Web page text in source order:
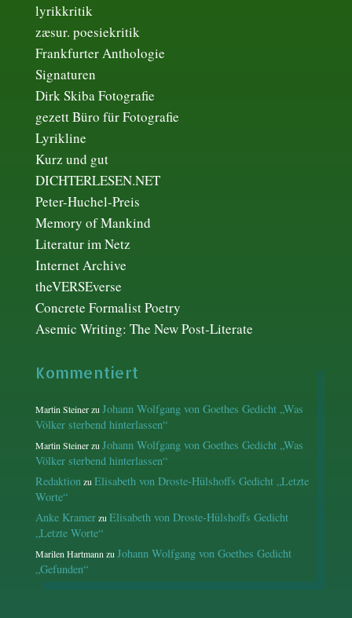
lyrikkritik
zæsur. poesiekritik
Frankfurter Anthologie
Signaturen
Dirk Skiba Fotografie
gezett Büro für Fotografie
Lyrikline
Kurz und gut
DICHTERLESEN.NET
Peter-Huchel-Preis
Memory of Mankind
Literatur im Netz
Internet Archive
theVERSEverse
Concrete Formalist Poetry
Asemic Writing: The New Post-Literate
Kommentiert
Martin SteinerzuJohann Wolfgang von Goethes Gedicht „Was
Völker sterbend hinterlassen“
Martin SteinerzuJohann Wolfgang von Goethes Gedicht „Was
Völker sterbend hinterlassen“
RedaktionzuElisabeth von Droste-Hülshoffs Gedicht „Letzte
Worte“
Anke KramerzuElisabeth von Droste-Hülshoffs Gedicht
„Letzte Worte“
Marilen HartmannzuJohann Wolfgang von Goethes Gedicht
„Gefunden“